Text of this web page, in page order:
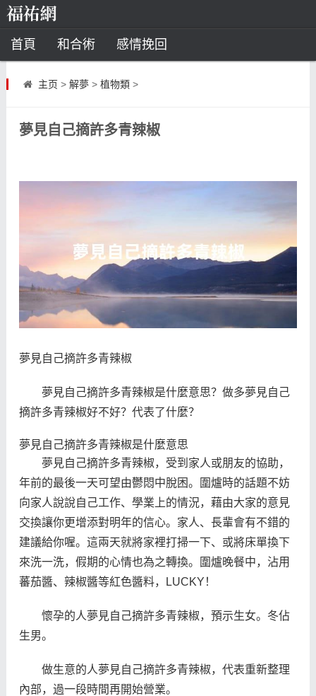
首頁 和合術 感情挽回
道教法事
星座
射手座
八字命理 八字合婚 運勢測算
主页 > 解夢> 植物類>
夢見自己摘許多青辣椒
夢見自己摘許多青辣椒
夢見自己摘許多青辣椒是什麼意思？做多夢見自己
摘許多青辣椒好不好？代表了什麼？
夢見自己摘許多青辣椒是什麼意思
夢見自己摘許多青辣椒，受到家人或朋友的協助，
年前的最後一天可望由鬱悶中脫困。圍爐時的話題不妨
向家人說說自己工作、學業上的情況，藉由大家的意見
交換讓你更增添對明年的信心。家人、長輩會有不錯的
建議給你喔。這兩天就將家裡打掃一下、或將床單換下
來洗一洗，假期的心情也為之轉換。圍爐晚餐中，沾用
蕃茄醬、辣椒醬等紅色醬料，LUCKY！
懷孕的人夢見自己摘許多青辣椒，預示生女。冬佔
生男。
做生意的人夢見自己摘許多青辣椒，代表重新整理
內部，過一段時間再開始營業。